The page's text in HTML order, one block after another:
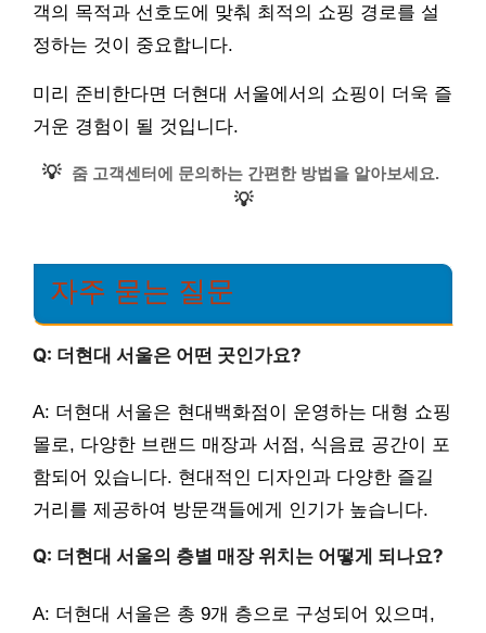
객의 목적과 선호도에 맞춰 최적의 쇼핑 경로를 설
정하는 것이 중요합니다.
미리 준비한다면 더현대 서울에서의 쇼핑이 더욱 즐
거운 경험이 될 것입니다.
💡 줌 고객센터에 문의하는 간편한 방법을 알아보세요.
💡
자주 묻는 질문
Q: 더현대 서울은 어떤 곳인가요?
A: 더현대 서울은 현대백화점이 운영하는 대형 쇼핑
몰로, 다양한 브랜드 매장과 서점, 식음료 공간이 포
함되어 있습니다. 현대적인 디자인과 다양한 즐길
거리를 제공하여 방문객들에게 인기가 높습니다.
Q: 더현대 서울의 층별 매장 위치는 어떻게 되나요?
A: 더현대 서울은 총 9개 층으로 구성되어 있으며,